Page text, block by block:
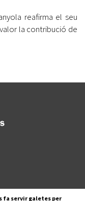
reafirma el seu
la contribució de
fa servir galetes per